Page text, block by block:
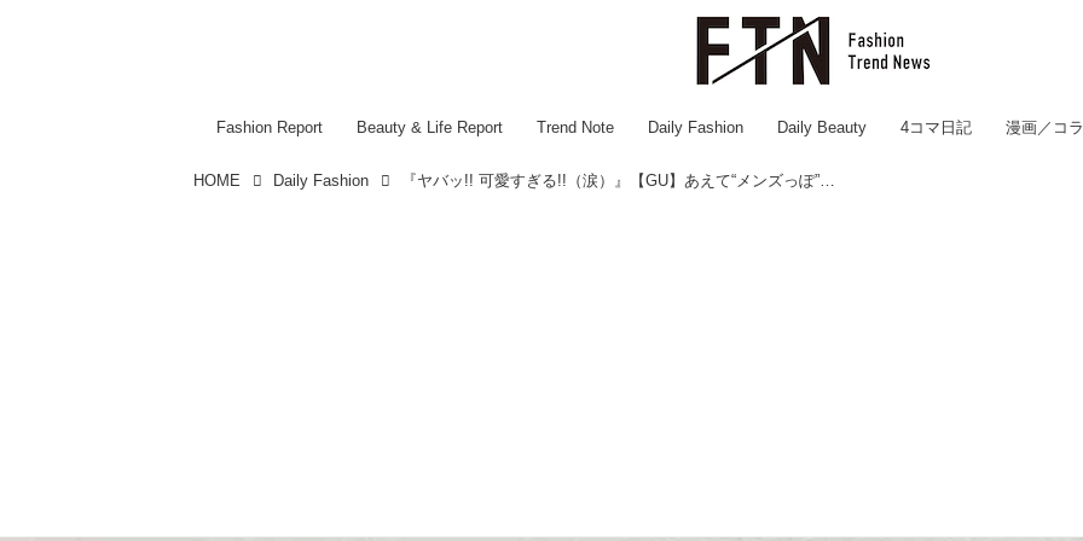
Fashion Report Beauty & Life Report Trend Note Daily Fashion Daily Beauty 4コマ日記 漫画／コ
HOME Daily Fashion